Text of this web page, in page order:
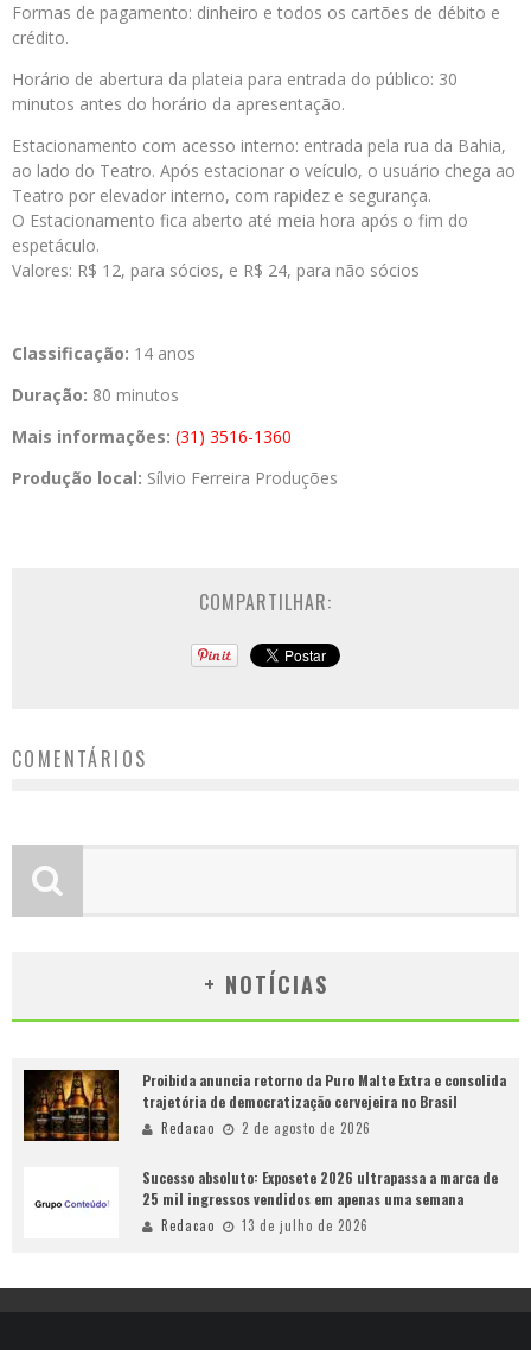
Formas de pagamento: dinheiro e todos os cartões de débito e
crédito.
Horário de abertura da plateia para entrada do público: 30
minutos antes do horário da apresentação.
Estacionamento com acesso interno: entrada pela rua da Bahia,
ao lado do Teatro. Após estacionar o veículo, o usuário chega ao
Teatro por elevador interno, com rapidez e segurança.
O Estacionamento fica aberto até meia hora após o fim do
espetáculo.
Valores: R$ 12, para sócios, e R$ 24, para não sócios
Classificação: 14 anos­­
Duração: 80 minutos
Mais informações: (31) 3516-1360
Produção local: Sílvio Ferreira Produções
COMPARTILHAR:
COMENTÁRIOS
+ NOTÍCIAS
Proibida anuncia retorno da Puro Malte Extra e consolida
trajetória de democratização cervejeira no Brasil
Redacao 2 de agosto de 2026
Sucesso absoluto: Exposete 2026 ultrapassa a marca de
25 mil ingressos vendidos em apenas uma semana
Redacao 13 de julho de 2026